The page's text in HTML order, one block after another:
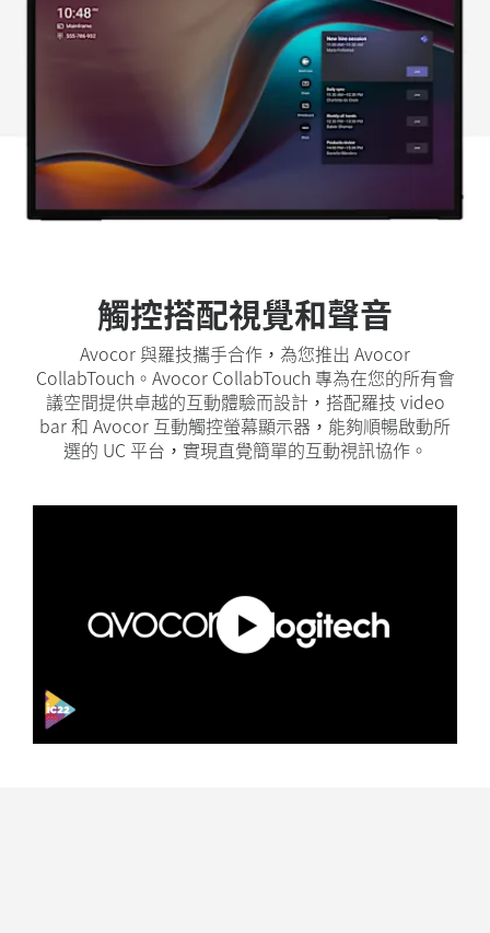
觸控搭配視覺和聲音
Avocor 與羅技攜手合作，為您推出 Avocor
CollabTouch。Avocor CollabTouch 專為在您的所有會
議空間提供卓越的互動體驗而設計，搭配羅技 video
bar 和 Avocor 互動觸控螢幕顯示器，能夠順暢啟動所
選的 UC 平台，實現直覺簡單的互動視訊協作。